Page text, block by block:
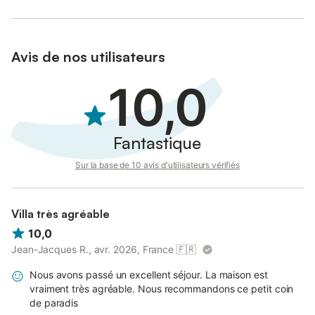
Avis de nos utilisateurs
10,0
Fantastique
Sur la base de 10 avis d'utilisateurs vérifiés
Villa très agréable
10,0
Jean-Jacques R., avr. 2026, France 🇫🇷
Nous avons passé un excellent séjour. La maison est
vraiment très agréable. Nous recommandons ce petit coin
de paradis